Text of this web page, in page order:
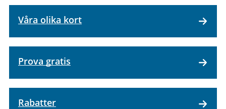
Våra olika kort
Prova gratis
Rabatter